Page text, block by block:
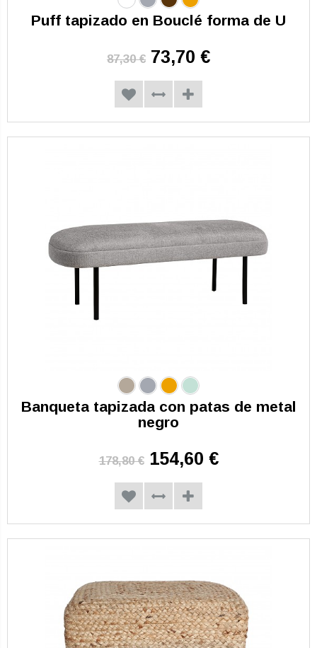
Puff tapizado en Bouclé forma de U
87,30 € 73,70 €
Banqueta tapizada con patas de metal
negro
178,80 € 154,60 €